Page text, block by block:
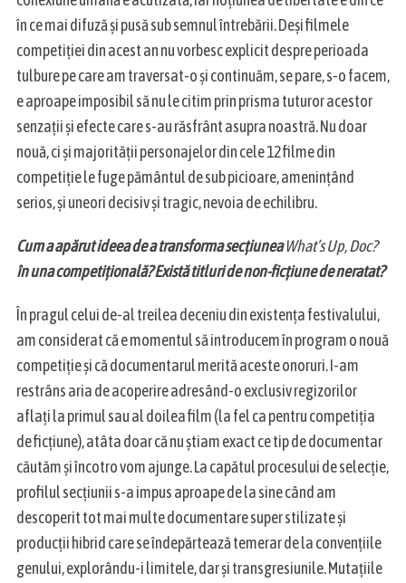
în ce mai difuză și pusă sub semnul întrebării. Deși filmele
competiției din acest an nu vorbesc explicit despre perioada
tulbure pe care am traversat-o și continuăm, se pare, s-o facem,
e aproape imposibil să nu le citim prin prisma tuturor acestor
senzații și efecte care s-au răsfrânt asupra noastră. Nu doar
nouă, ci și majorității personajelor din cele 12 filme din
competiție le fuge pământul de sub picioare, amenințând
serios, și uneori decisiv și tragic, nevoia de echilibru.
Cum a apărut ideea de a transforma secțiuneaWhat’s Up, Doc?
în una competițională? Există titluri de non-ficțiune de neratat?
În pragul celui de-al treilea deceniu din existența festivalului,
am considerat că e momentul să introducem în program o nouă
competiție și că documentarul merită aceste onoruri. I-am
restrâns aria de acoperire adresând-o exclusiv regizorilor
aflați la primul sau al doilea film (la fel ca pentru competiția
de ficțiune), atâta doar că nu știam exact ce tip de documentar
căutăm și încotro vom ajunge. La capătul procesului de selecție,
profilul secțiunii s-a impus aproape de la sine când am
descoperit tot mai multe documentare super stilizate și
producții hibrid care se îndepărtează temerar de la convențiile
genului, explorându-i limitele, dar și transgresiunile. Mutațiile